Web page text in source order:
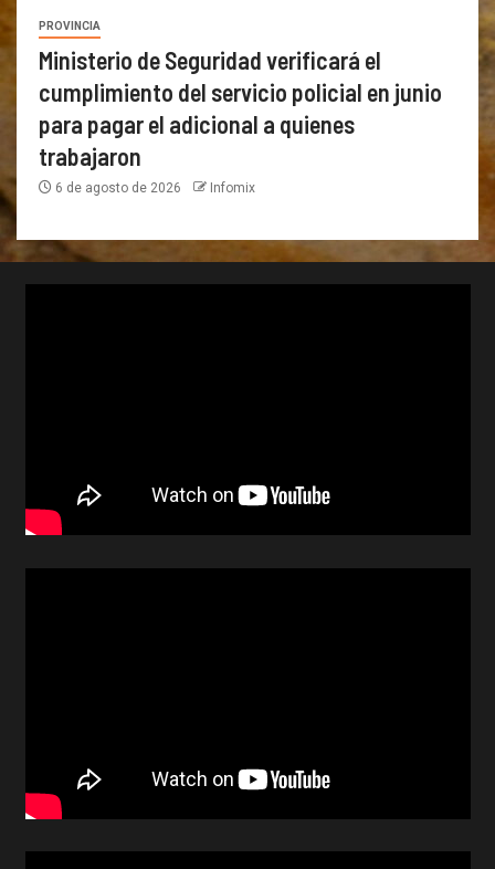
PROVINCIA
Ministerio de Seguridad verificará el
cumplimiento del servicio policial en junio
para pagar el adicional a quienes
trabajaron
6 de agosto de 2026 Infomix